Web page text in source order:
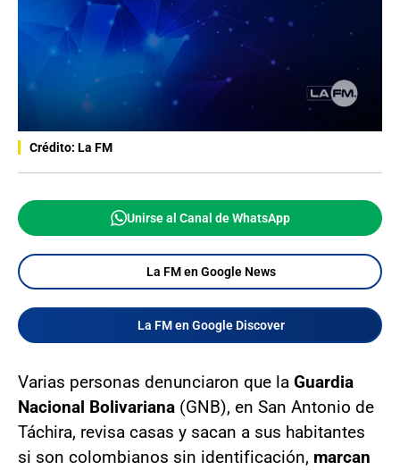
Crédito: La FM
Unirse al Canal de WhatsApp
La FM en Google News
La FM en Google Discover
Varias personas denunciaron que la Guardia
Nacional Bolivariana (GNB), en San Antonio de
Táchira, revisa casas y sacan a sus habitantes
si son colombianos sin identificación, marcan